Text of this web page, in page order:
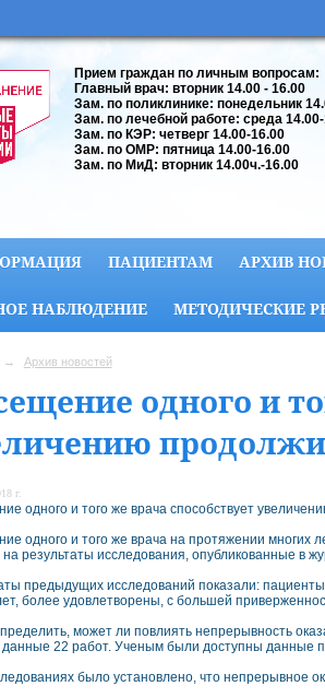
Прием граждан по личным вопросам:
Главный врач: вторник 14.00 - 16.00
Зам. по поликлинике: понедельник
Зам. по лечебной работе: среда
Зам. по КЭР: четверг 14.00-16.00
Зам. по ОМР: пятница 14.00-16.00
Зам. по МиД: вторник 14.00ч.-16.00
ПАЦИЕНТАМ АРХИВ
НАБЛЮДЕНИЕ МЕТОДИЧЕСКИЕ
→ Архив новостей
одного и
г.
одного и того же врача способствует
одного и того же врача на протяжении многих
результаты исследования, опубликованные в
предыдущих исследований показали:
более удовлетворены, с большей
может ли повлиять непрерывность
данные 22 работ. Ученым были доступны данные
было установлено, что непрерывное